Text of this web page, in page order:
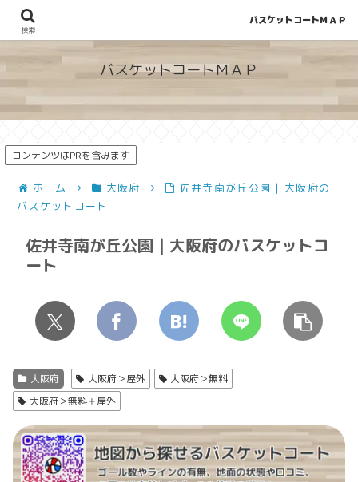
地図から探せる！穴場が見つかるバスケットコート情報
バスケットコートＭＡＰ
コンテンツはPRを含みます
ホーム 大阪府
佐井寺南が丘公園 | 大阪府の
バスケットコート
佐井寺南が丘公園 | 大阪府のバスケットコ
ート
大阪府 大阪府＞屋外
大阪府＞無料
大阪府＞無料＋屋外
検索
バスケットコートＭＡＰ